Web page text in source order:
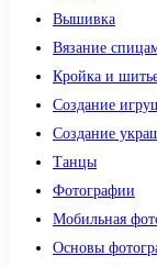
Вышивка
Вязание
Кройка и
Создание
Создание
Танцы
Фотографии
Мобильная
Основы